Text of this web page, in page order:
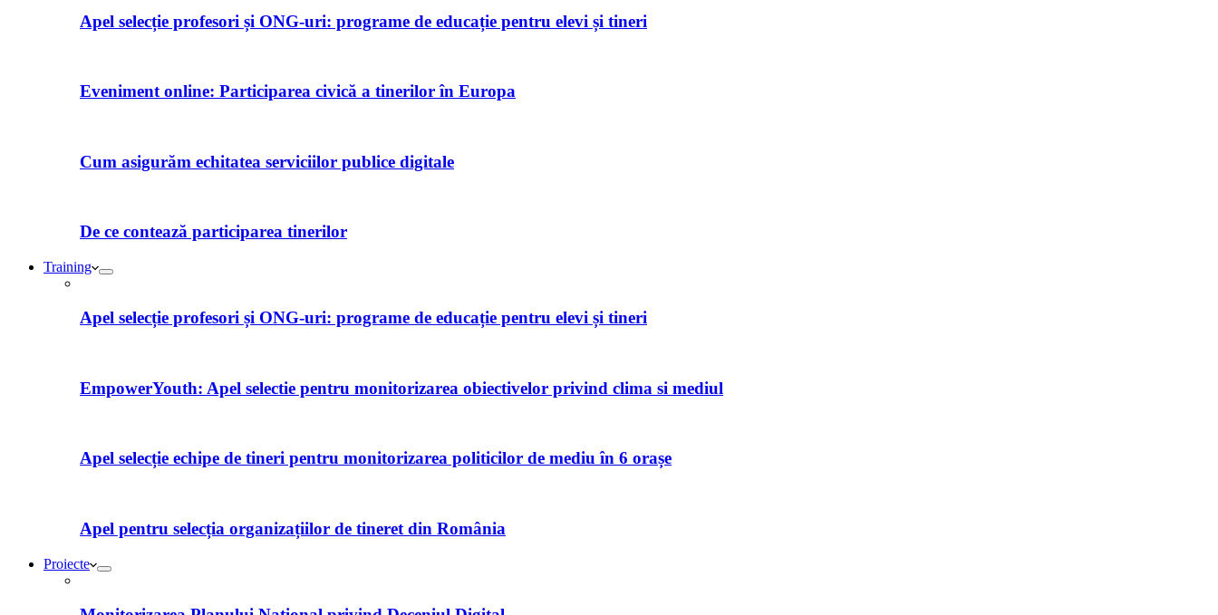
Apel selecție profesori și ONG-uri: programe de educație pentru elevi și tineri
Eveniment online: Participarea civică a tinerilor în Europa
Cum asigurăm echitatea serviciilor publice digitale
De ce contează participarea tinerilor
Training
Apel selecție profesori și ONG-uri: programe de educație pentru elevi și tineri
EmpowerYouth: Apel selectie pentru monitorizarea obiectivelor privind clima si mediul
Apel selecție echipe de tineri pentru monitorizarea politicilor de mediu în 6 orașe
Apel pentru selecția organizațiilor de tineret din România
Proiecte